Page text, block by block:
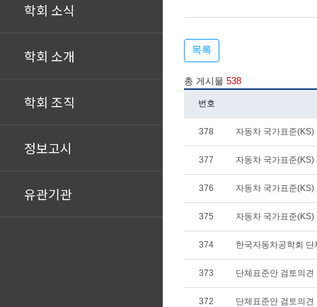
학회 소식
학회 소개
학회 조직
정보고시
유관기관
목록
총 게시물 538
번호
378 자동차 국가표준
377 자동차 국가표준
376 자동차 국가표준
375 자동차 국가표준
374 한국자동차공학회
373 단체표준안 검토의견
372 단체표준안 검토의견